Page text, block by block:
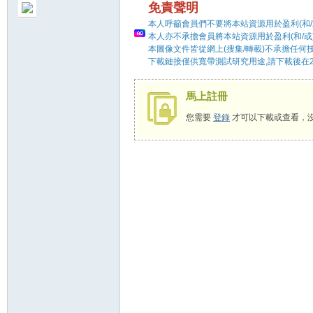
免責聲明
本人呼籲會員們不要將本站資源用於盈利(和
本人亦不承擔會員將本站資源用於盈利(和/
本圖像文件皆從網上(搜集/轉載)不承擔任何
下載鏈接僅供寬帶測試研究用途,請下載後
馬上註冊
您需要 登錄 才可以下載或查看，